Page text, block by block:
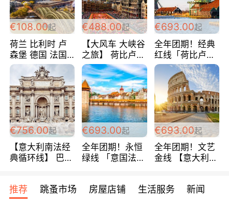
€108.00起
荷兰 比利时 卢
森堡 德国 法国
超爽玩遍西欧 循
环线 全程四星宾
馆 108欧/人/天
€488.00起
【大风车 大峡谷
之旅】 荷比卢德
法 巴黎上下 经
典五国四日游
488欧/人
€693.00起
全年团期！经典
红线「荷比卢德
法」七天循环 五
国 仅售99欧/人/
天！巴黎上下！
包拼房~
€756.00起
【意大利南法经
典循环线】 巴黎
宾馆 108欧/天起
全程756欧/位
€693.00起
全年团期！永恒
绿线 「意国法
欧/天起 ~包拼房
€693.00起
全年团期！文艺
金线 【意大利一
每周铁发！
推荐 跳蚤市场 房屋店铺 生活服务 新闻